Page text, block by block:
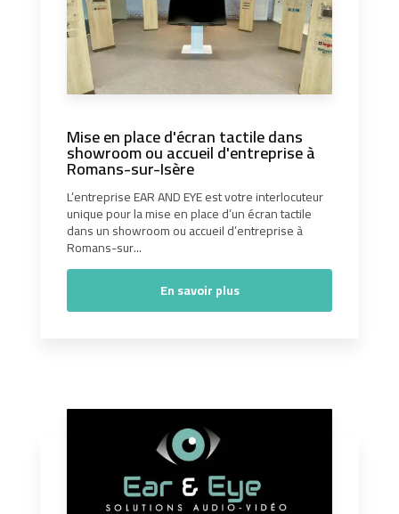
Mise en place d'écran tactile dans
showroom ou accueil d'entreprise à
Romans-sur-Isère
L’entreprise EAR AND EYE est votre interlocuteur
unique pour la mise en place d’un écran tactile
dans un showroom ou accueil d’entreprise à
Romans-sur...
En savoir plus